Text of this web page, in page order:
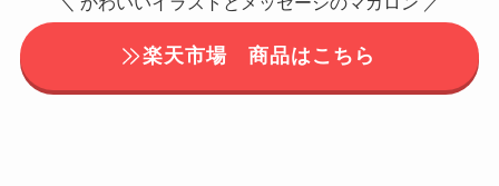
楽天市場 商品はこちら